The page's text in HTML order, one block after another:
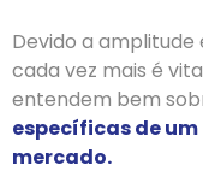
Devido a amplitude
cada vez mais é
entendem bem
específicas de
mercado.